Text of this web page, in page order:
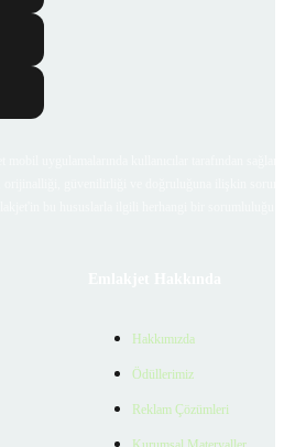
Hakkımızda
Ödüllerimiz
Reklam Çözümleri